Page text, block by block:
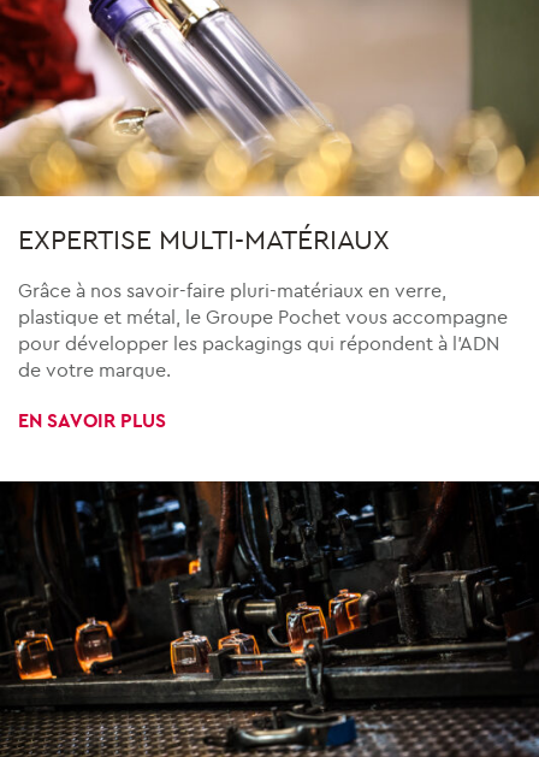
EXPERTISE MULTI-MATÉRIAUX
Grâce à nos savoir-faire pluri-matériaux en verre,
plastique et métal, le Groupe Pochet vous accompagne
pour développer les packagings qui répondent à l’ADN
de votre marque.
EN SAVOIR PLUS